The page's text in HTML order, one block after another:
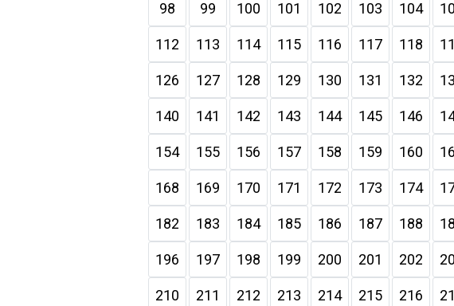
98 99 100 101 102 103 104
112 113 114 115 116 117 118
126 127 128 129 130 131 132
140 141 142 143 144 145 146
154 155 156 157 158 159 160
168 169 170 171 172 173 174
182 183 184 185 186 187 188
196 197 198 199 200 201 202
210 211 212 213 214 215 216